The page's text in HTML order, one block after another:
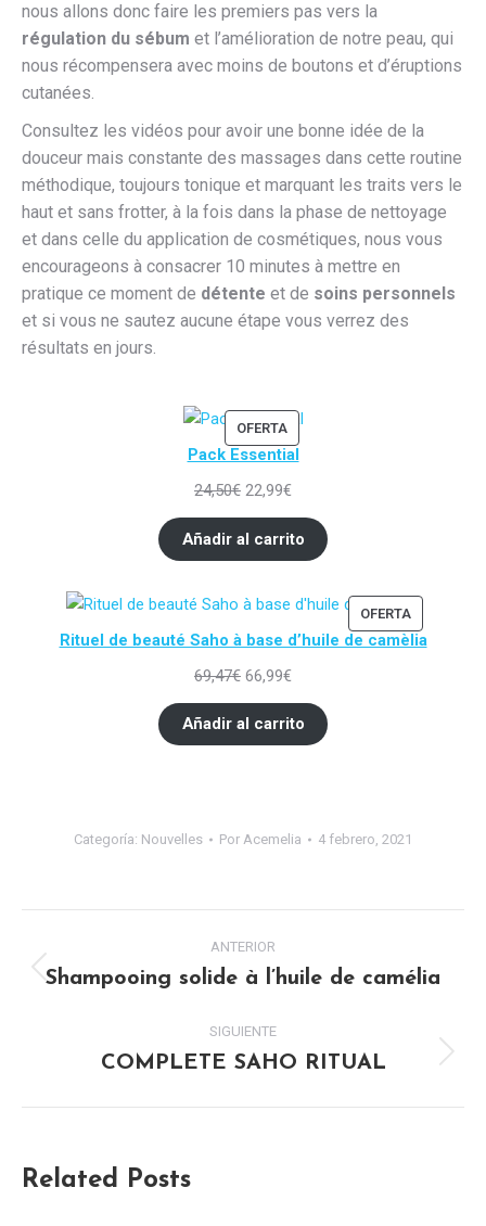
nous allons donc faire les premiers pas vers la
régulation du sébum et l’amélioration de notre peau, qui
nous récompensera avec moins de boutons et d’éruptions
cutanées.
Consultez les vidéos pour avoir une bonne idée de la
douceur mais constante des massages dans cette routine
méthodique, toujours tonique et marquant les traits vers le
haut et sans frotter, à la fois dans la phase de nettoyage
et dans celle du application de cosmétiques, nous vous
encourageons à consacrer 10 minutes à mettre en
pratique ce moment de détente et de soins personnels
et si vous ne sautez aucune étape vous verrez des
résultats en jours.
OFERTAPRODUCTO
EN
OFERTA
Pack Essential
24,50€ El
precio
original
24,50€.
22,99€El
precio
actual
22,99€.
Añadir al carrito
OFERTAPRODUCTO
EN
Rituel de beauté Saho à base d’huile de camèlia
69,47€ El
precio
original
66,99€El
precio
actual
Añadir al carrito
Categoría: Nouvelles Por Acemelia 4 febrero, 2021
NAVEGACIÓN
ENTRE
PUBLICACIONES
ANTERIOR
Publicación
Shampooing solide à l’huile de camélia
SIGUIENTE
Publicación
COMPLETE SAHO RITUAL
Related Posts